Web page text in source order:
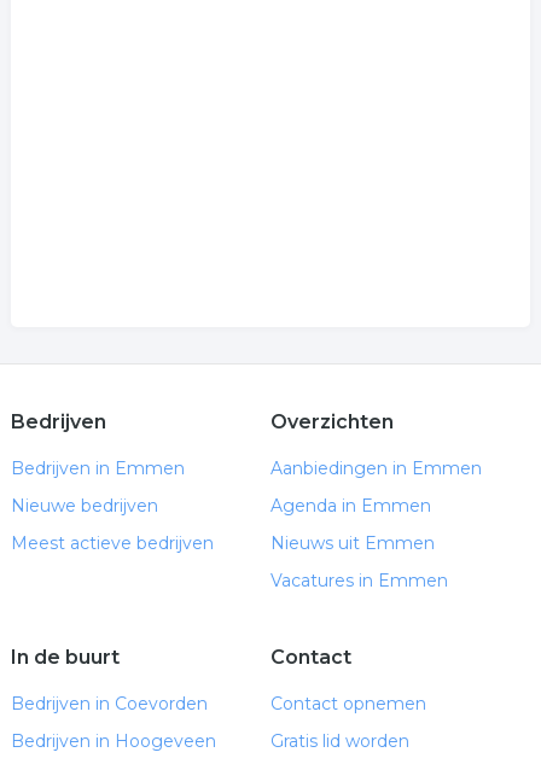
Bedrijven
Bedrijven in Emmen
Nieuwe bedrijven
Meest actieve bedrijven
Overzichten
Aanbiedingen in Emmen
Agenda in Emmen
Nieuws uit Emmen
Vacatures in Emmen
In de buurt
Bedrijven in Coevorden
Bedrijven in Hoogeveen
Contact
Contact opnemen
Gratis lid worden